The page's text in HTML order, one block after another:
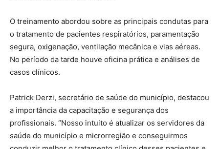
O treinamento abordou sobre as principais condutas para
o tratamento de pacientes respiratórios, paramentação
segura, oxigenação, ventilação mecânica e vias aéreas.
No período da tarde houve oficina prática e análises de
casos clínicos.
Patrick Derzi, secretário de saúde do município, destacou
a importância da capacitação e segurança dos
profissionais. “Nosso intuito é atualizar os servidores da
saúde do município e microrregião e conseguirmos